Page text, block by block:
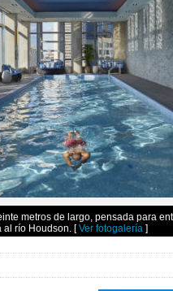
metros de largo, pensada para
al río Houdson. [Ver fotogalería ]